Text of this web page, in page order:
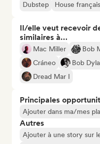
Dubstep
House
Il/elle veut recevoir
similaires à…
Mac Miller
Bob
Cráneo
Bob
Dread Mar I
Principales
Ajouter dans ma/mes
Autres
Ajouter à une story sur